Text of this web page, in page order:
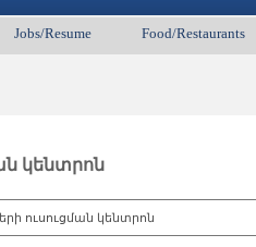
Jobs/Resume Food/Restaurants
կենտրոն